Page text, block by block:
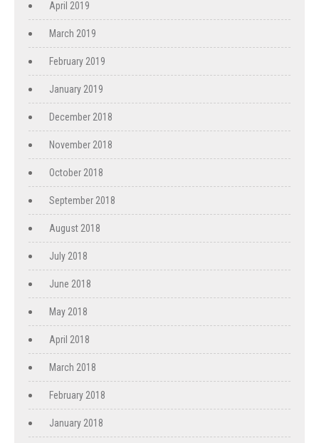
April 2019
March 2019
February 2019
January 2019
December 2018
November 2018
October 2018
September 2018
August 2018
July 2018
June 2018
May 2018
April 2018
March 2018
February 2018
January 2018